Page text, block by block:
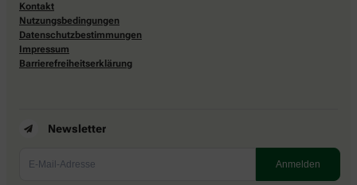
Kontakt
Nutzungsbedingungen
Datenschutzbestimmungen
Impressum
Barrierefreiheitserklärung
Newsletter